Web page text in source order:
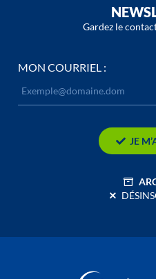
Gardez le
MON COURRIEL :
JE